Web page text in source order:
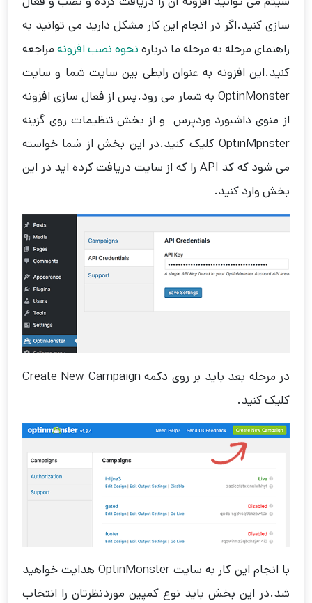
سازی کنید.اگر در انجام این کار مشکل دارید می توانید به
راهنمای مرحله به مرحله ما درباره نحوه نصب افزونه مراجعه
کنید.این افزونه به عنوان رابطی بین سایت شما و سایت
OptinMonster به شمار می رود.پس از فعال سازی افزونه
از منوی داشبورد وردپرس و از بخش تنظیمات روی گزینه
OptinMpnster کلیک کنید.در این بخش از شما خواسته
می شود که کد API را که از سایت دریافت کرده اید در این
بخش وارد کنید.
در مرحله بعد باید بر روی دکمه Create New Campaign
کلیک کنید.
با انجام این کار به سایت OptinMonster هدایت خواهید
شد.در این بخش باید نوع کمپین موردنظرتان را انتخاب